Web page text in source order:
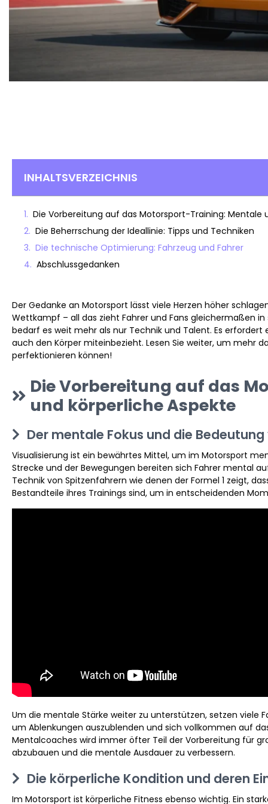
INHALTSVERZEICHNIS
Die Vorbereitung auf das Motorsport-Training: Mentale
Die Beherrschung der Ideallinie: Tipps und Techniken
Die technische Optimierung: Fahrzeug und Fahrer
Abschlussgedanken
Der Gedanke an Motorsport lässt viele Herzen höher
Wettkampf – all das zieht Fahrer und Fans gleichermaßen
bedarf es weit mehr als nur Technik und Talent. Es
auch den Körper miteinbezieht. Lesen Sie weiter, um mehr
perfektionieren können!
Die Vorbereitung auf das
und körperliche Aspekte
Der mentale Fokus und die
Visualisierung ist ein bewährtes Mittel, um im Motorsport
Strecke und der Bewegungen bereiten sich Fahrer mental
Technik von Spitzenfahrern wie denen der Formel 1 zeigt,
Bestandteile ihres Trainings sind, um in entscheidenden
Um die mentale Stärke weiter zu unterstützen, setzen viele
um Ablenkungen auszublenden und sich vollkommen auf
Mentalcoaches wird immer öfter Teil der Vorbereitung für
abzubauen und die mentale Ausdauer zu verbessern.
Die körperliche Kondition und deren
Im Motorsport ist körperliche Fitness ebenso wichtig. Ein